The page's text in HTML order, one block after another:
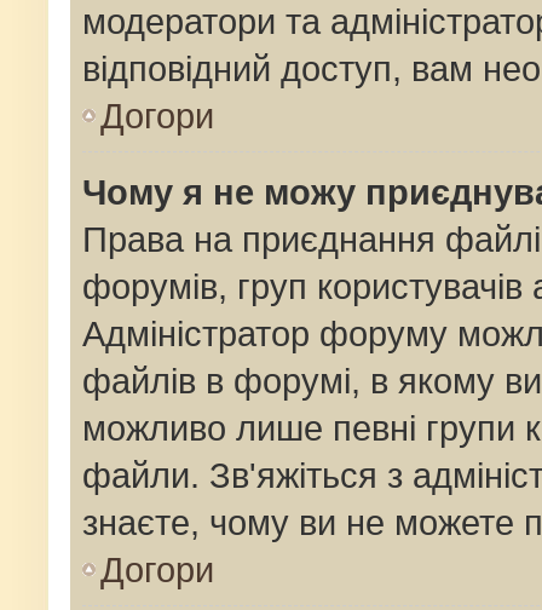
модератори та
відповідний доступ, вам
Догори
Чому я не можу
Права на приєднання
форумів, груп
Адміністратор форуму
файлів в форумі, в якому
можливо лише певні групи
файли. Зв'яжіться з
знаєте, чому ви не можете
Догори